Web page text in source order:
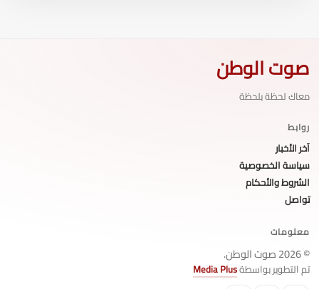
صوت الوطن
معاك لحظة بلحظة
روابط
آخر الأخبار
سياسة الخصوصية
الشروط والأحكام
تواصل
معلومات
© 2026 صوت الوطن.
تم التطوير بواسطةMedia Plus